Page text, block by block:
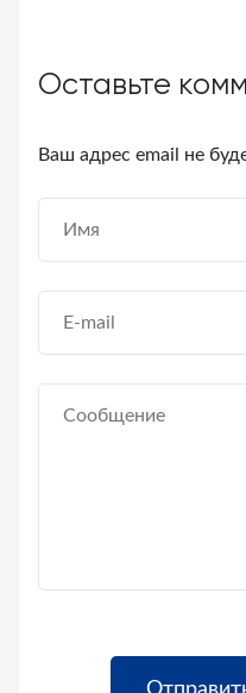
Оставьте
Ваш адрес email не